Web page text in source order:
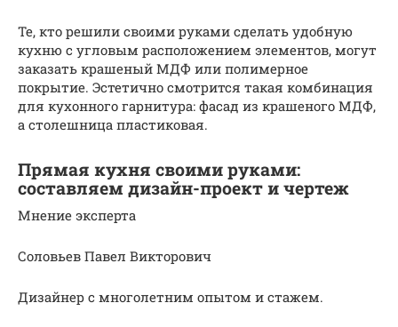
Те, кто решили своими руками сделать удобную
кухню с угловым расположением элементов, могут
заказать крашеный МДФ или полимерное
покрытие. Эстетично смотрится такая комбинация
для кухонного гарнитура: фасад из крашеного МДФ,
а столешница пластиковая.
Прямая кухня своими руками:
составляем дизайн-проект и чертеж
Мнение эксперта
Соловьев Павел Викторович
Дизайнер с многолетним опытом и стажем.